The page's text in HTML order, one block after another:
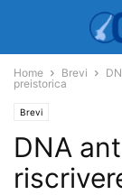
Home Brevi
preistorica
Brevi
DNA